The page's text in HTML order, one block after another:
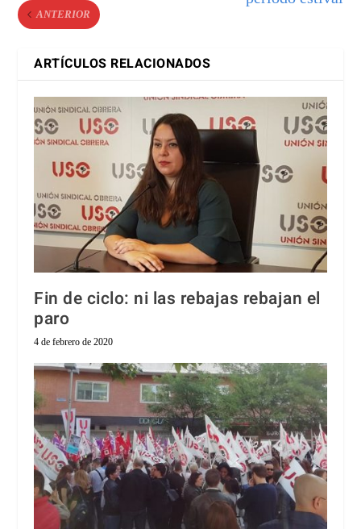
ANTERIOR
ARTÍCULOS RELACIONADOS
Fin de ciclo: ni las rebajas rebajan el
paro
4 de febrero de 2020